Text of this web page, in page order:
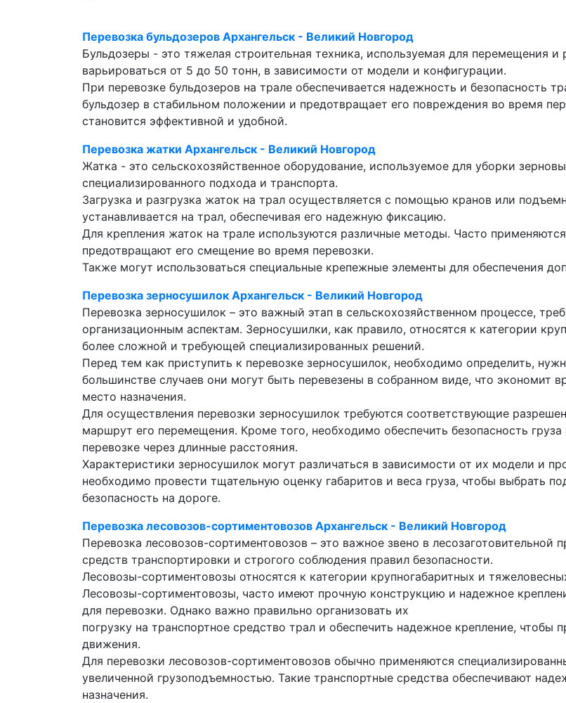
Перевозка бульдозеров Архангельск - Великий Новгород
Бульдозеры - это тяжелая строительная техника, используемая для перемещения и
варьироваться от 5 до 50 тонн, в зависимости от модели и конфигурации.
При перевозке бульдозеров на трале обеспечивается надежность и безопасность
бульдозер в стабильном положении и предотвращает его повреждения во время
становится эффективной и удобной.
Перевозка жатки Архангельск - Великий Новгород
Жатка - это сельскохозяйственное оборудование, используемое для уборки
специализированного подхода и транспорта.
Загрузка и разгрузка жаток на трал осуществляется с помощью кранов или
устанавливается на трал, обеспечивая его надежную фиксацию.
Для крепления жаток на трале используются различные методы. Часто
предотвращают его смещение во время перевозки.
Также могут использоваться специальные крепежные элементы для обеспечения
Перевозка зерносушилок Архангельск - Великий Новгород
Перевозка зерносушилок – это важный этап в сельскохозяйственном процессе,
организационным аспектам. Зерносушилки, как правило, относятся к категории
более сложной и требующей специализированных решений.
Перед тем как приступить к перевозке зерносушилок, необходимо определить,
большинстве случаев они могут быть перевезены в собранном виде, что экономит
место назначения.
Для осуществления перевозки зерносушилок требуются соответствующие
маршрут его перемещения. Кроме того, необходимо обеспечить безопасность
перевозке через длинные расстояния.
Характеристики зерносушилок могут различаться в зависимости от их модели и
необходимо провести тщательную оценку габаритов и веса груза, чтобы выбрать
безопасность на дороге.
Перевозка лесовозов-сортиментовозов Архангельск - Великий Новгород
Перевозка лесовозов-сортиментовозов – это важное звено в
средств транспортировки и строгого соблюдения правил безопасности.
Лесовозы-сортиментовозы относятся к категории крупногабаритных и
Лесовозы-сортиментовозы, часто имеют прочную конструкцию и надежное
для перевозки. Однако важно правильно организовать их
погрузку на транспортное средство трал и обеспечить надежное крепление, чтобы
движения.
Для перевозки лесовозов-сортиментовозов обычно применяются
увеличенной грузоподъемностью. Такие транспортные средства обеспечивают
назначения.